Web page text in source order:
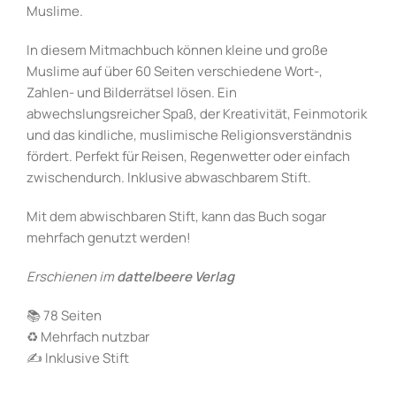
Muslime.
In diesem Mitmachbuch können kleine und große
Muslime auf über 60 Seiten verschiedene Wort-,
Zahlen- und Bilderrätsel lösen. Ein
abwechslungsreicher Spaß, der Kreativität, Feinmotorik
und das kindliche, muslimische Religionsverständnis
fördert. Perfekt für Reisen, Regenwetter oder einfach
zwischendurch. Inklusive abwaschbarem Stift.
Mit dem abwischbaren Stift, kann das Buch sogar
mehrfach genutzt werden!
Erschienen imdattelbeere Verlag
📚 78 Seiten
♻️ Mehrfach nutzbar
✍️ Inklusive Stift